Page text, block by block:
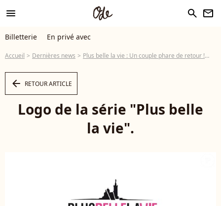
menu search newsletter
Billetterie En privé avec
Accueil Dernières news Plus belle la vie : Un couple phare de retour !
arrow_left RETOUR ARTICLE
Logo de la série "Plus belle
la vie".